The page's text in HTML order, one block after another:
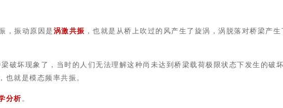
，振动原因是涡激共振 ，也就是从桥上吹过的风产生了旋涡，涡脱落对桥梁产
破坏现象了，当时的人们无法理解这种尚未达到桥梁载荷极限状态下发生的破
就是模态频率共振。
分析。